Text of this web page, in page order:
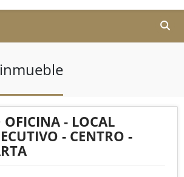
OFICINA - LOCAL
- CENTRO -